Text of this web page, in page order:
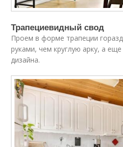
Трапециевидный свод
Проем в форме трапеции
руками, чем круглую арку, а
дизайна.